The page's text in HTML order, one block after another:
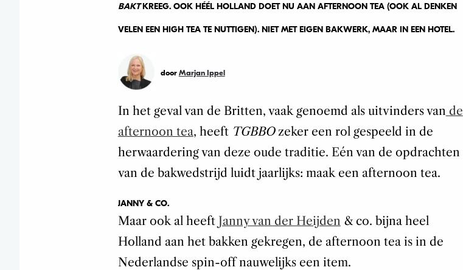
BAKTKREEG. OOK HÉÉL HOLLAND DOET NU AAN AFTERNOON TEA (OOK AL DENKEN
VELEN EEN HIGH TEA TE NUTTIGEN). NIET MET EIGEN BAKWERK, MAAR IN EEN HOTEL.
door Marjan Ippel
In het geval van de Britten, vaak genoemd als uitvinders van de
afternoon tea, heeft TGBBOzeker een rol gespeeld in de
herwaardering van deze oude traditie. Eén van de opdrachten
van de bakwedstrijd luidt jaarlijks: maak een afternoon tea.
JANNY & CO.
Maar ook al heeft Janny van der Heijden & co. bijna heel
Holland aan het bakken gekregen, de afternoon tea is in de
Nederlandse spin-off nauwelijks een item.